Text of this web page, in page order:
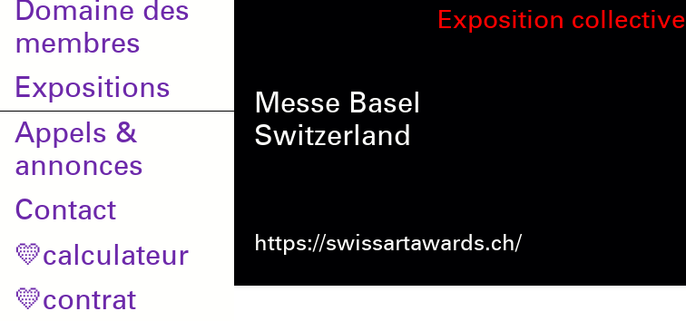
Domaine des
membres
Expositions
Appels &
annonces
Contact
💛calculateur
💛contrat
Exposition collective
Messe Basel
Switzerland
https://swissartawards.ch/